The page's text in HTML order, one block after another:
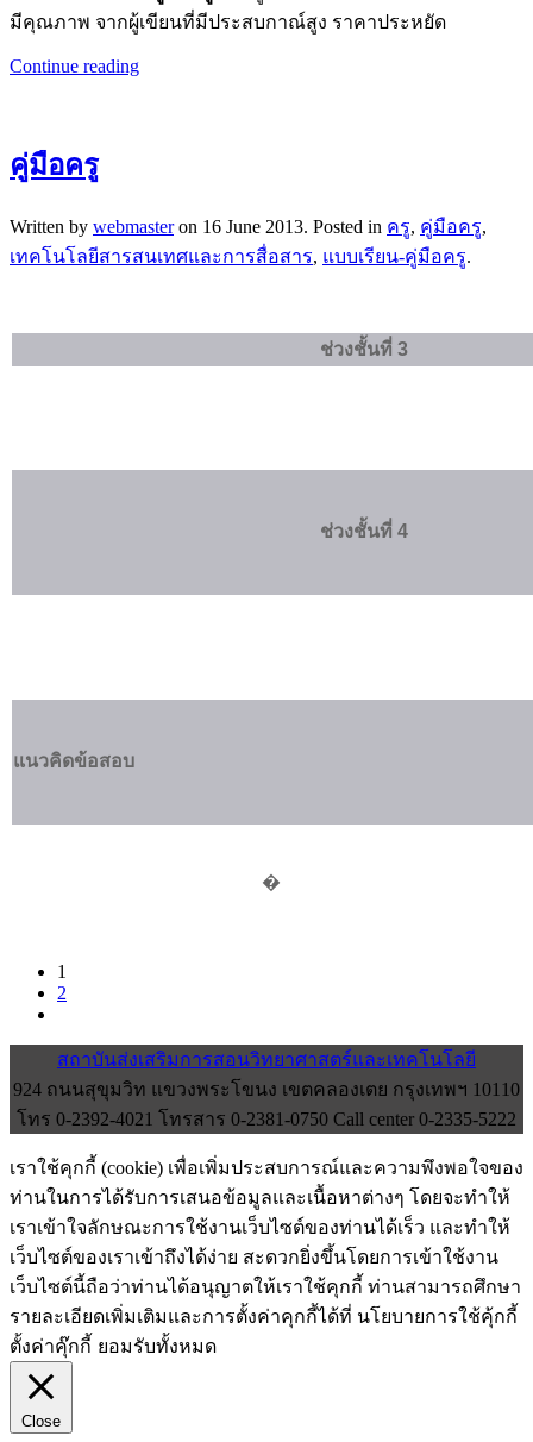
มีคุณภาพ จากผู้เขียนที่มีประสบกาณ์สูง ราคาประหยัด
Continue reading
คู่มือครู
Written by webmasteron 16 June 2013. Posted in ครู, คู่มือครู,
เทคโนโลยีสารสนเทศและการสื่อสาร, แบบเรียน-คู่มือครู.
ช่วงชั้นที่ 3
ช่วงชั้นที่ 4
แนวคิดข้อสอบ
�
1
2
สถาบันส่งเสริมการสอนวิทยาศาสตร์และเทคโนโลยี
924 ถนนสุขุมวิท แขวงพระโขนง เขตคลองเตย กรุงเทพฯ 10110
โทร 0-2392-4021 โทรสาร 0-2381-0750 Call center 0-2335-5222
เราใช้คุกกี้ (cookie) เพื่อเพิ่มประสบการณ์และความพึงพอใจของ
ท่านในการได้รับการเสนอข้อมูลและเนื้อหาต่างๆ โดยจะทำให้
เราเข้าใจลักษณะการใช้งานเว็บไซต์ของท่านได้เร็ว และทำให้
เว็บไซต์ของเราเข้าถึงได้ง่าย สะดวกยิ่งขึ้นโดยการเข้าใช้งาน
เว็บไซต์นี้ถือว่าท่านได้อนุญาตให้เราใช้คุกกี้ ท่านสามารถศึกษา
รายละเอียดเพิ่มเติมและการตั้งค่าคุกกี้ได้ที่ นโยบายการใช้คุ้กกี้
ตั้งค่าคุ๊กกี้ ยอมรับทั้งหมด
Close